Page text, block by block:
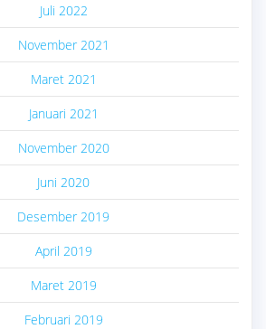
Juli 2022
November 2021
Maret 2021
Januari 2021
November 2020
Juni 2020
Desember 2019
April 2019
Maret 2019
Februari 2019